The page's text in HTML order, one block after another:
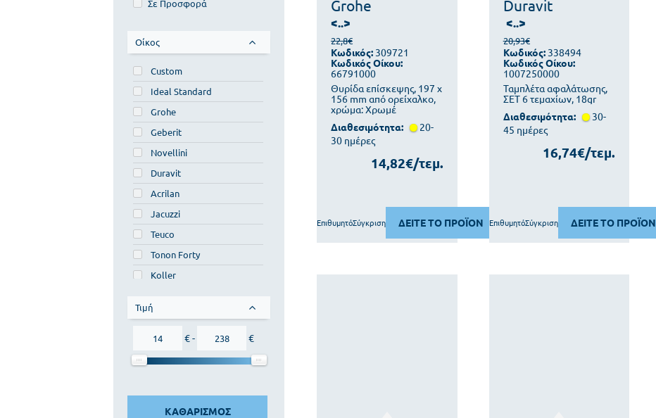
Σε Προσφορά
Οίκος
Custom
Ideal Standard
Grohe
Geberit
Novellini
Duravit
Acrilan
Jacuzzi
Teuco
Tonon Forty
Koller
Τιμή
€ - €
ΚΑΘΑΡΙΣΜΟΣ
Grohe
<..>
Θυρίδα επίσκεψης, 197 x
156 mm από ορείχαλκο,
χρώμα: Χρωμέ
22,8€
Κωδικός: 309721
Κωδικός Οίκου:
66791000
Διαθεσιμότητα:
20-
30 ημέρες
14,82€/τεμ.
ΔΕΙΤΕ ΤΟ ΠΡΟΪΟΝ
ΕπιθυμητόΣύγκριση
Duravit
<..>
Ταμπλέτα αφαλάτωσης,
ΣΕΤ 6 τεμαχίων, 18gr
20,93€
Κωδικός:338494
Κωδικός Οίκου:
1007250000
Διαθεσιμότητα:
30-
45 ημέρες
16,74€/τεμ.
ΔΕΙΤΕ ΤΟ ΠΡΟΪΟΝ
ΕπιθυμητόΣύγκριση